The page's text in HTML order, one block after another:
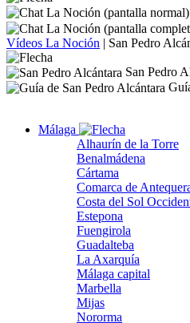
Vídeos La Noción | San Pedro
San Pedro
Málaga
Alhaurín de la Torre
Benalmádena
Cártama
Comarca de
Costa del Sol
Estepona
Fuengirola
Guadalteba
La Axarquía
Málaga capital
Marbella
Mijas
Nororma